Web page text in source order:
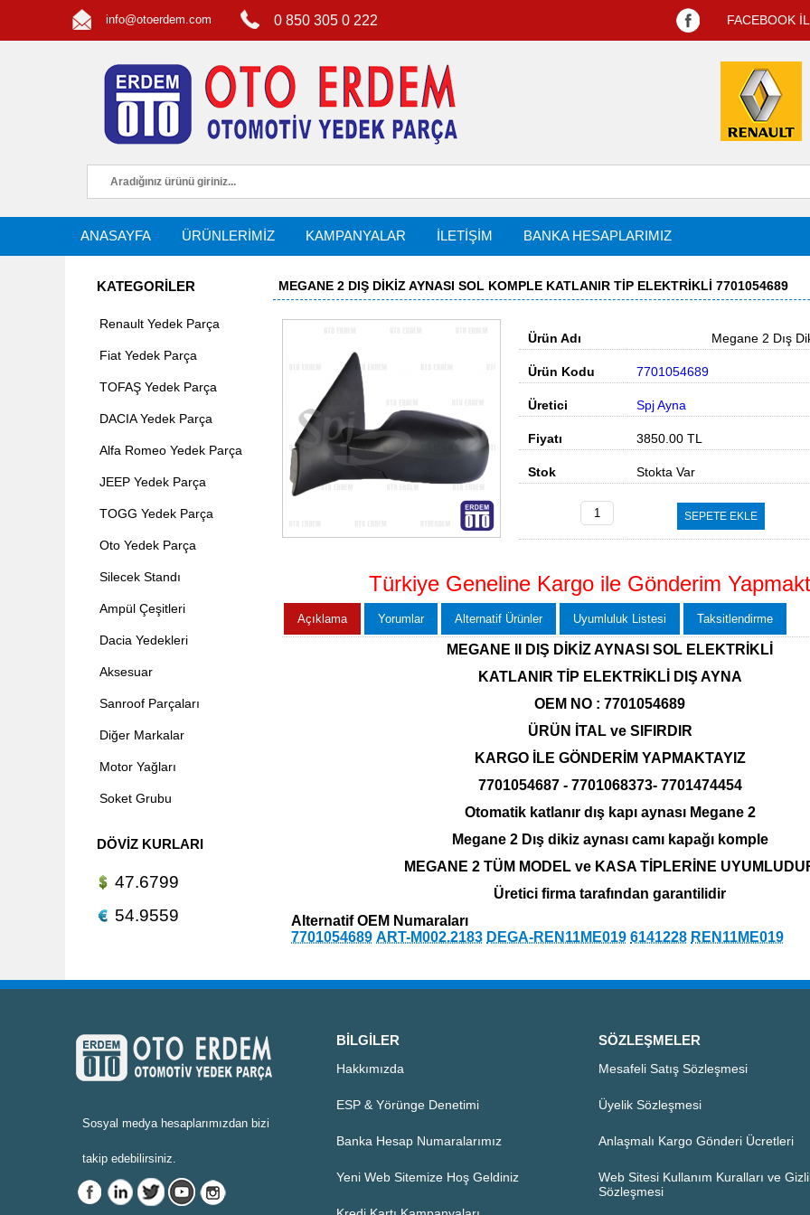
info@otoerdem.com 0 850 305 0 222 FACEBOOK
ANASAYFA ÜRÜNLERİMİZ KAMPANYALAR İLETİŞİM BANKA HESAPLARIMIZ
KATEGORİLER
Renault Yedek Parça
Fiat Yedek Parça
TOFAŞ Yedek Parça
DACIA Yedek Parça
Alfa Romeo Yedek Parça
JEEP Yedek Parça
TOGG Yedek Parça
Oto Yedek Parça
Silecek Standı
Ampül Çeşitleri
Dacia Yedekleri
Aksesuar
Sanroof Parçaları
Diğer Markalar
Motor Yağları
Soket Grubu
DÖVIZ KURLARI
47.6799
54.9559
MEGANE 2 DIŞ DIKIZ AYNASI SOL KOMPLE KATLANIR TIP ELEKTRIKLI 7701054689
Ürün Adı Megane 2 Dış
Ürün Kodu 7701054689
Üretici Spj Ayna
Fiyatı 3850.00 TL
Stok Stokta Var
SEPETE EKLE
Türkiye Geneline Kargo ile Gönderim
Açıklama Yorumlar Alternatif Ürünler Uyumluluk Listesi Taksitlendirme
MEGANE II DIŞ DİKİZ AYNASI SOL ELEKTRİKLİ
KATLANIR TİP ELEKTRİKLİ DIŞ AYNA
OEM NO : 7701054689
ÜRÜN İTAL ve SIFIRDIR
KARGO İLE GÖNDERİM YAPMAKTAYIZ
7701054687 - 7701068373- 7701474454
Otomatik katlanır dış kapı aynası Megane 2
Megane 2 Dış dikiz aynası camı kapağı komple
MEGANE 2 TÜM MODEL ve KASA TİPLERİNE
Üretici firma tarafından garantilidir
Alternatif OEM Numaraları
7701054689 ART-M002.2183 DEGA-REN11ME019 6141228 REN11ME019
Sosyal medya hesaplarımızdan bizi
takip edebilirsiniz.
BILGILER
Hakkımızda
ESP & Yörünge Denetimi
Banka Hesap Numaralarımız
Yeni Web Sitemize Hoş Geldiniz
SÖZLEŞMELER
Mesafeli Satış Sözleşmesi
Üyelik Sözleşmesi
Anlaşmalı Kargo Gönderi Ücretleri
Web Sitesi Kullanım Kuralları ve
Sözleşmesi